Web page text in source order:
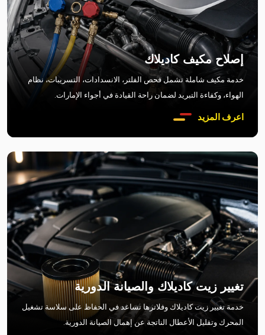
إصلاح مكيف كاديلاك
خدمة مكيف شاملة تشمل فحص الفلتر، الانسدادات، التسريبات، نظام
الهواء، وكفاءة التبريد لضمان راحة القيادة في أجواء الإمارات.
اعرف المزيد
تغيير زيت كاديلاك والصيانة الدورية
خدمة تغيير زيت كاديلاك وفلاترها تساعد في الحفاظ على سلاسة تشغيل
المحرك وتقليل الأعطال الناتجة عن إهمال الصيانة الدورية.